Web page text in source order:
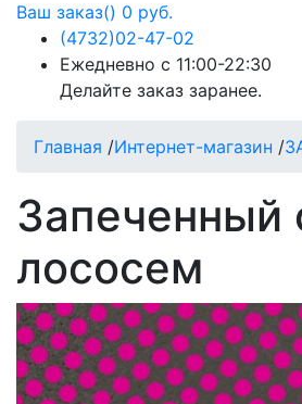
Ваш заказ() 0 руб.
(4732)02-47-02
Ежедневно с 11:00-22:30
Делайте заказ заранее.
Главная /Интернет-магазин /
Запеченный
лососем